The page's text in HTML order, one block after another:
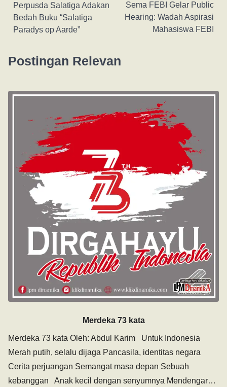
Perpusda Salatiga Adakan
Bedah Buku “Salatiga
Paradys op Aarde”
Sema FEBI Gelar Public
Hearing: Wadah Aspirasi
Mahasiswa FEBI
Postingan Relevan
Merdeka 73 kata
Merdeka 73 kata Oleh: Abdul Karim Untuk Indonesia
Merah putih, selalu dijaga Pancasila, identitas negara
Cerita perjuangan Semangat masa depan Sebuah
kebanggan Anak kecil dengan senyumnya Mendengar…